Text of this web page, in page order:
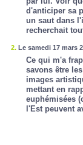
d'anticiper sa
un saut dans
recherchait
2. Le samedi 17 mars
Ce qui m'a
savons être
images
mettant en
euphémisées
l'Est peuvent